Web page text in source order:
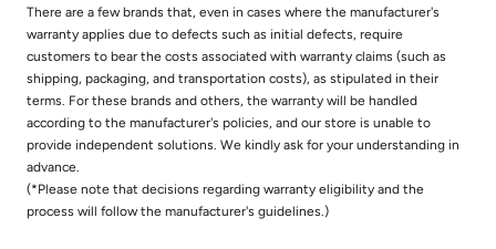
There are a few brands that, even in cases where the manufacturer's
warranty applies due to defects such as initial defects, require
customers to bear the costs associated with warranty claims (such as
shipping, packaging, and transportation costs), as stipulated in their
terms. For these brands and others, the warranty will be handled
according to the manufacturer's policies, and our store is unable to
provide independent solutions. We kindly ask for your understanding in
advance.
(*Please note that decisions regarding warranty eligibility and the
process will follow the manufacturer's guidelines.)